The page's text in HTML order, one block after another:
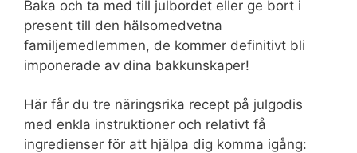
Baka och ta med till julbordet eller ge bort i
present till den hälsomedvetna
familjemedlemmen, de kommer definitivt bli
imponerade av dina bakkunskaper!
Här får du tre näringsrika recept på julgodis
med enkla instruktioner och relativt få
ingredienser för att hjälpa dig komma igång: